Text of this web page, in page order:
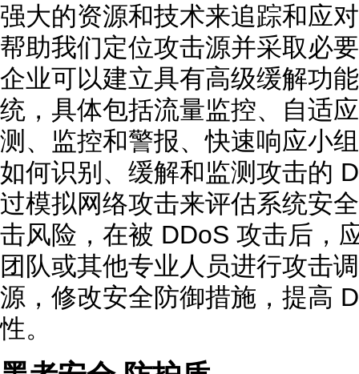
强大的资源和技术来追踪和应
帮助我们定位攻击源并采取必
企业可以建立具有高级缓解功
统，具体包括流量监控、自适
测、监控和警报、快速响应小
如何识别、缓解和监测攻击的
过模拟网络攻击来评估系统安
击风险，在被 DDoS 攻击后，
团队或其他专业人员进行攻击
源，修改安全防御措施，提高
性。